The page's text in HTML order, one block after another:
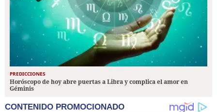
PREDICCIONES
Horóscopo de hoy abre puertas a Libra y complica el amor en
Géminis
CONTENIDO PROMOCIONADO